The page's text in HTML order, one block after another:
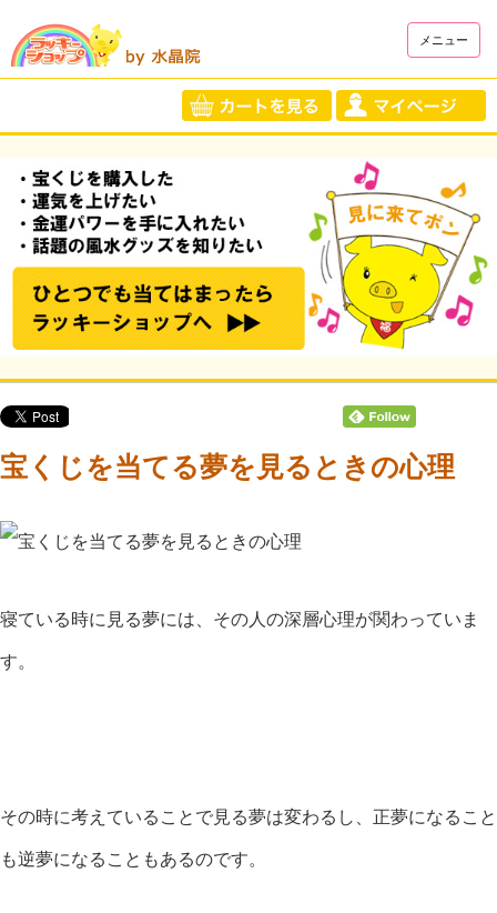
メニュー
宝くじを当てる夢を見るときの心理
寝ている時に見る夢には、その人の深層心理が関わっていま
す。
その時に考えていることで見る夢は変わるし、正夢になること
も逆夢になることもあるのです。